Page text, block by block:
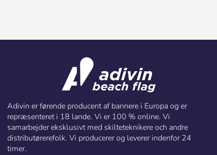
Adivin er førende producent af bannere i Europa og er
repræsenteret i 18 lande. Vi er 100 % online. Vi
samarbejder eksklusivt med skilteteknikere och andre
distributørerefolk. Vi producerer og leverer indenfor 24
timer.